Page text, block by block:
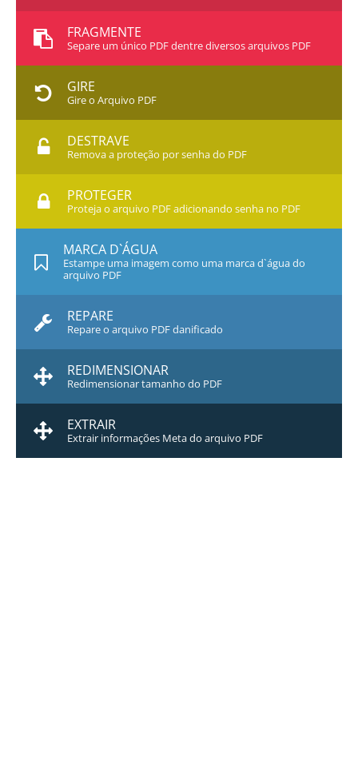
FRAGMENTE
Separe um único PDF dentre diversos arquivos PDF
GIRE
Gire o Arquivo PDF
DESTRAVE
Remova a proteção por senha do PDF
PROTEGER
Proteja o arquivo PDF adicionando senha no PDF
MARCA D`ÁGUA
Estampe uma imagem como uma marca d`água do
arquivo PDF
REPARE
Repare o arquivo PDF danificado
REDIMENSIONAR
Redimensionar tamanho do PDF
EXTRAIR
Extrair informações Meta do arquivo PDF